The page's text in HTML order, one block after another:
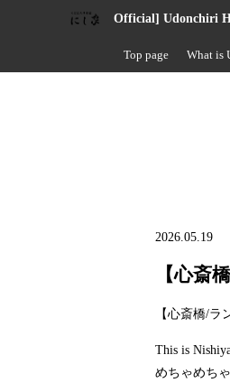
Official] Udonchiri
Top page What is
2026.05.19
【心斎
【心斎橋/
This is
めちゃめち